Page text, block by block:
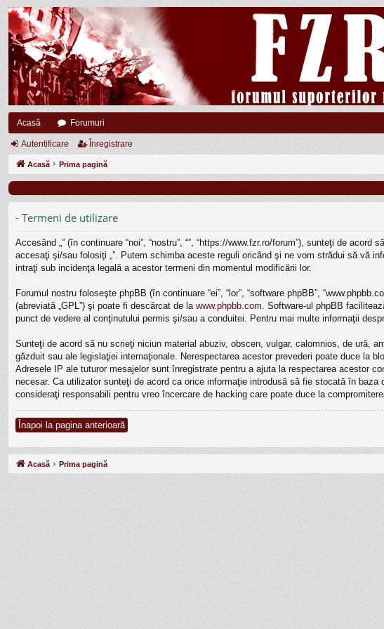
Acasă Forumuri
Autentificare Înregistrare
Acasă Prima pagină
- Termeni de utilizare
Accesând „” (în continuare “noi”, “nostru”, “”, “https://www.fzr.ro/forum”), sunteţi de
accesaţi şi/sau folosiţi „”. Putem schimba aceste reguli oricând şi ne vom strădui să vă
intraţi sub incidenţa legală a acestor termeni din momentul modificării lor.
Forumul nostru foloseşte phpBB (în continuare “ei”, “lor”, “software phpBB”,
(abreviată „GPL”) şi poate fi descărcat de la www.phpbb.com. Software-ul phpBB
punct de vedere al conţinutului permis şi/sau a conduitei. Pentru mai multe informaţii
Sunteţi de acord să nu scrieţi niciun material abuziv, obscen, vulgar, calomnios, de ură,
găzduit sau ale legislaţiei internaţionale. Nerespectarea acestor prevederi poate duce la
Adresele IP ale tuturor mesajelor sunt înregistrate pentru a ajuta la respectarea acestor
necesar. Ca utilizator sunteţi de acord ca orice informaţie introdusă să fie stocată în
consideraţi responsabili pentru vreo încercare de hacking care poate duce la
Înapoi la pagina anterioară
Acasă Prima pagină